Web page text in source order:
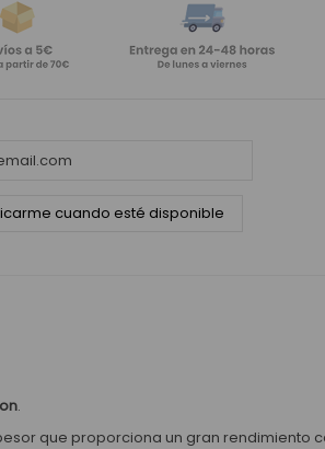
.
que proporciona un gran